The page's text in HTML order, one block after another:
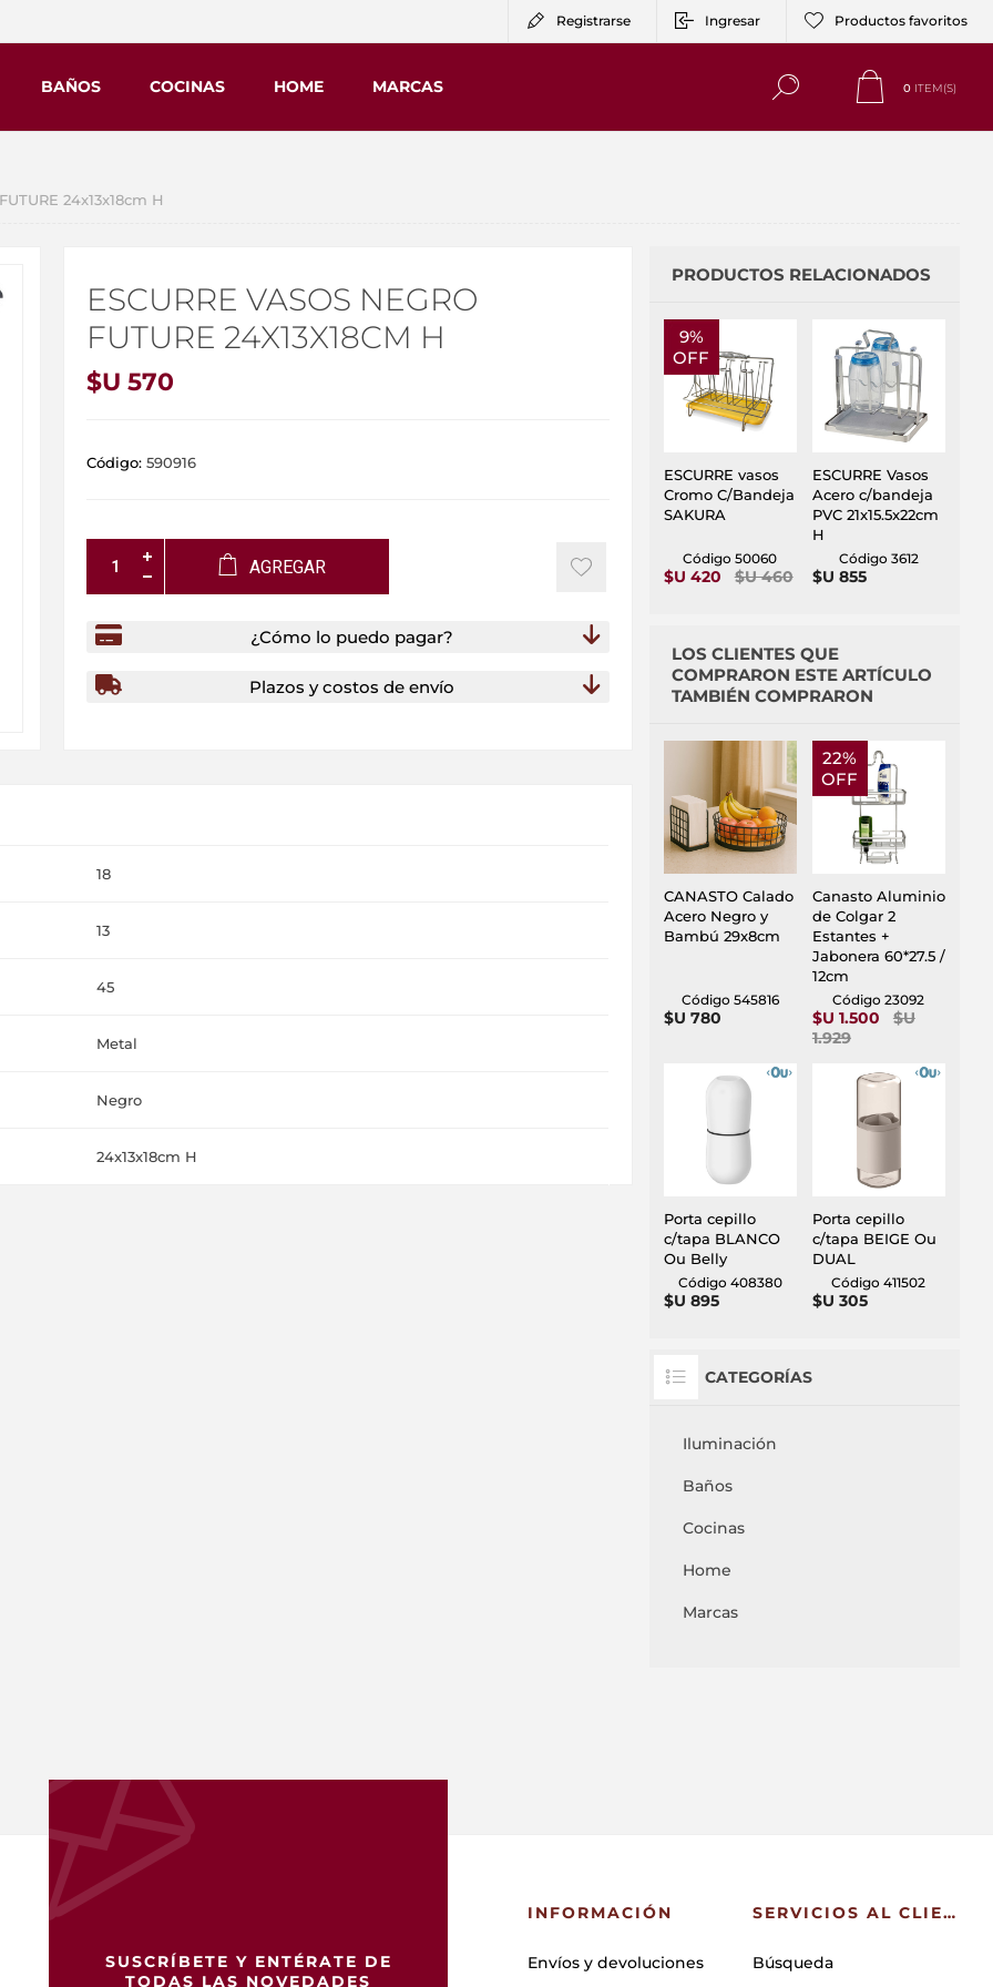
Registrarse Ingresar Productos favoritos
BAÑOS COCINAS HOME MARCAS 0 ITEM(S)
24x13x18cm H
ESCURRE VASOS NEGRO
FUTURE 24X13X18CM H
$U 570
Código: 590916
AGREGAR
¿Cómo lo puedo pagar?
Plazos y costos de envío
18
13
45
Metal
Negro
24x13x18cm H
PRODUCTOS RELACIONADOS
9%
OFF
ESCURRE vasos
Cromo C/Bandeja
SAKURA
Código 50060
$U 420 $U 460
ESCURRE Vasos
Acero c/bandeja
PVC 21x15.5x22cm
H
Código 3612
$U 855
LOS CLIENTES QUE
COMPRARON ESTE ARTÍCULO
TAMBIÉN COMPRARON
CANASTO Calado
Acero Negro y
Bambú 29x8cm
Código 545816
$U 780
22%
OFF
Canasto Aluminio
de Colgar 2
Estantes +
Jabonera 60*27.5 /
12cm
Código 23092
$U 1.500
$U
1.929
Porta cepillo
c/tapa BLANCO
Ou Belly
Código 408380
$U 895
Porta cepillo
c/tapa BEIGE Ou
DUAL
Código 411502
$U 305
CATEGORÍAS
Iluminación
Baños
Cocinas
Home
Marcas
SUSCRÍBETE Y ENTÉRATE DE
TODAS LAS NOVEDADES
INFORMACIÓN
Envíos y devoluciones
SERVICIOS AL CLIENTE
Búsqueda